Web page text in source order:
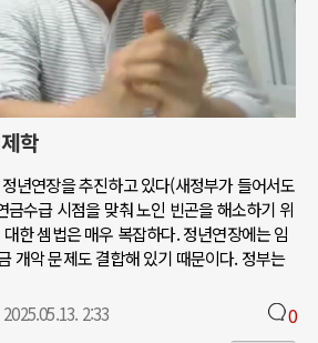
학
년연장을 추진하고 있다(새정부가 들어서도
금수급 시점을 맞춰 노인 빈곤을 해소하기 위
한 셈법은 매우 복잡하다. 정년연장에는 임
개악 문제도 결합해 있기 때문이다. 정부는
2025.05.13. 2:33 0